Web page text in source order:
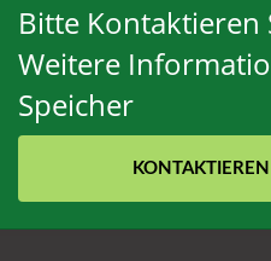
Bitte Kontaktieren
Weitere
Speicher